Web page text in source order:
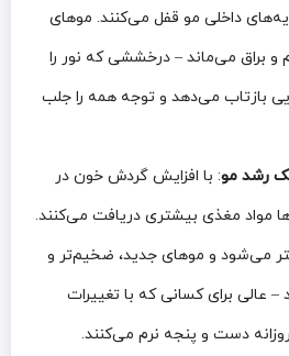
داخلی مو قفل می‌کنند. موهای
براق می‌ماند – درخششی که نور را
بازتاب می‌دهد و توجه همه را جلب
رشد مو: با افزایش گردش خون در
مواد مغذی بیشتری دریافت می‌کنند.
تا ۴۵% کمتر می‌شود و موهای جدید، ضخیم‌تر و
عالی برای کسانی که با تغییرات
دست و پنجه نرم می‌کنند.